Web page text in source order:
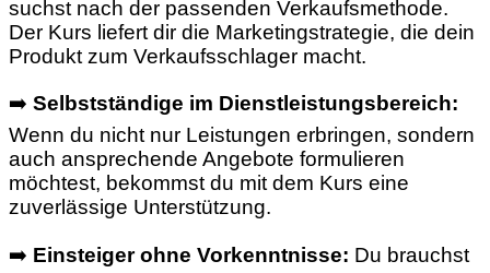
suchst nach der passenden Verkaufsmethode.
Der Kurs liefert dir die Marketingstrategie, die dein
Produkt zum Verkaufsschlager macht.
➡️ Selbstständige im Dienstleistungsbereich:
Wenn du nicht nur Leistungen erbringen, sondern
auch ansprechende Angebote formulieren
möchtest, bekommst du mit dem Kurs eine
zuverlässige Unterstützung.
➡️ Einsteiger ohne Vorkenntnisse: Du brauchst